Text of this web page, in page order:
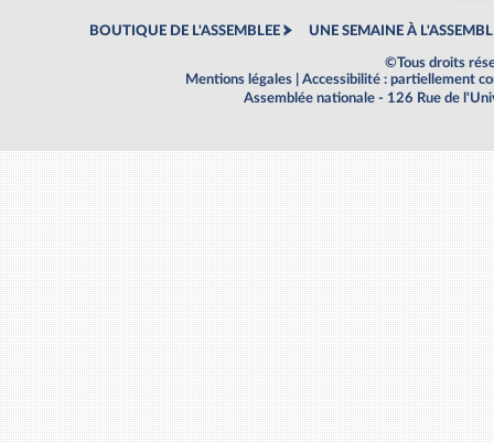
BOUTIQUE DE L'ASSEMBLEE UNE SEMAINE À
©Tous droits
Mentions légales
Accessibilité : partiellement
Assemblée nationale - 126 Rue de